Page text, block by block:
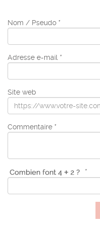
Nom / Pseudo *
Adresse e-mail *
Site web
Commentaire *
*